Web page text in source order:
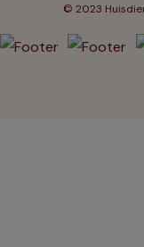
© 2023